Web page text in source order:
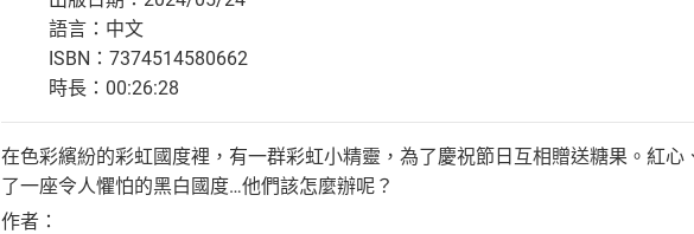
語言：中文
ISBN：7374514580662
時長：00:26:28
在色彩繽紛的彩虹國度裡，有一群彩虹小精靈，為了慶祝節日互相贈送糖果。紅
了一座令人懼怕的黑白國度…他們該怎麼辦呢？
作者：